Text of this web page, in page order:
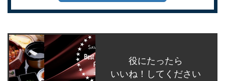
役にたったら
いいね！してください